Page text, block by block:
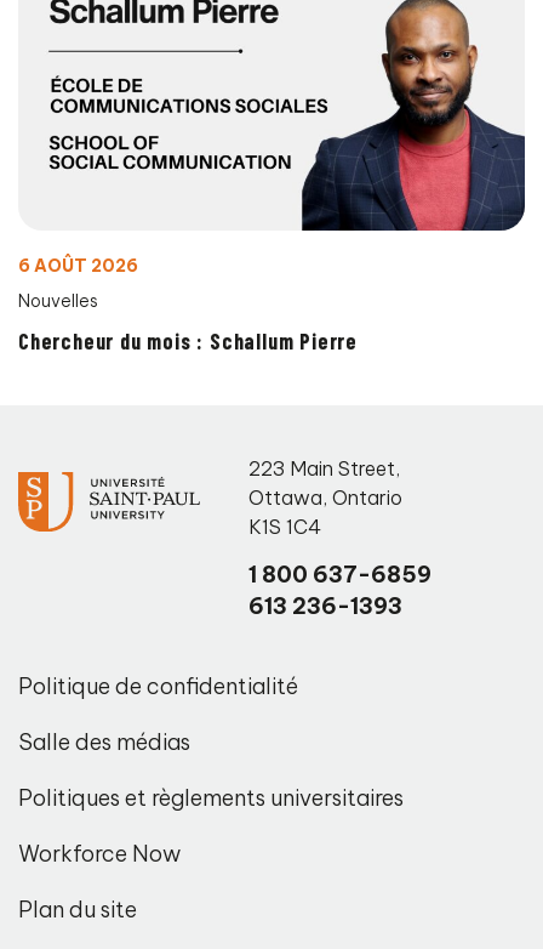
6 AOÛT 2026
Nouvelles
Chercheur du mois : Schallum Pierre
223 Main Street,
Ottawa, Ontario
K1S 1C4
1 800 637-6859
613 236-1393
Politique de confidentialité
Salle des médias
Politiques et règlements universitaires
Workforce Now
Plan du site